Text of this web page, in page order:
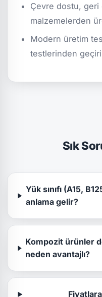
Çevre dostu,
malzemelerden
Modern üretim
testlerinden
Sık
Yük sınıfı (A15,
anlama gelir?
Kompozit ürünler
neden avantajlı?